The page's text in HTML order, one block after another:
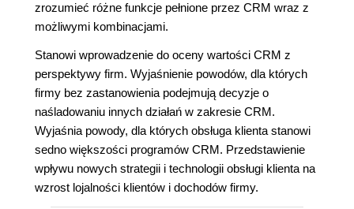
zrozumieć różne funkcje pełnione przez CRM wraz z
możliwymi kombinacjami.
Stanowi wprowadzenie do oceny wartości CRM z
perspektywy firm. Wyjaśnienie powodów, dla których
firmy bez zastanowienia podejmują decyzje o
naśladowaniu innych działań w zakresie CRM.
Wyjaśnia powody, dla których obsługa klienta stanowi
sedno większości programów CRM. Przedstawienie
wpływu nowych strategii i technologii obsługi klienta na
wzrost lojalności klientów i dochodów firmy.